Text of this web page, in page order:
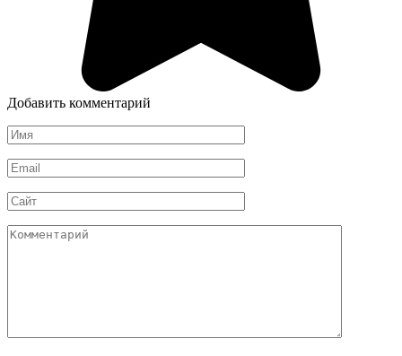
Добавить комментарий
Имя
*
Email
*
Сайт
Комментарий